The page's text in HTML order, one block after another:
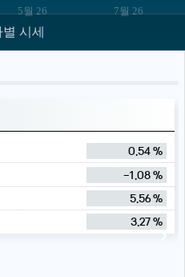
5월 26 7월 26
시세
0.54 %
-1.08 %
5.56 %
3.27 %